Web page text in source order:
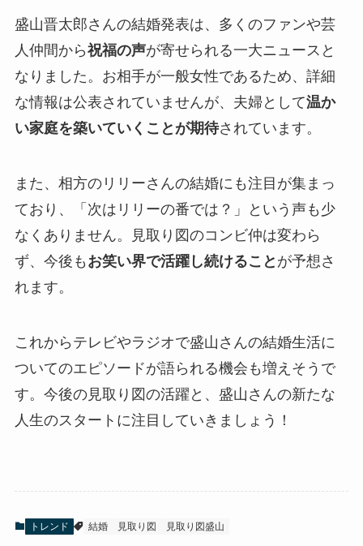
盛山晋太郎さんの結婚発表は、多くのファンや芸
人仲間から祝福の声が寄せられる一大ニュースと
なりました。お相手が一般女性であるため、詳細
な情報は公表されていませんが、夫婦として温か
い家庭を築いていくことが期待されています。
また、相方のリリーさんの結婚にも注目が集まっ
ており、「次はリリーの番では？」という声も少
なくありません。見取り図のコンビ仲は変わら
ず、今後も お笑い界で活躍し続けること が予想さ
れます。
これからテレビやラジオで盛山さんの結婚生活に
ついてのエピソードが語られる機会も増えそうで
す。今後の見取り図の活躍と、盛山さんの新たな
人生のスタートに注目していきましょう！
トレンド 結婚 見取り図 見取り図盛山